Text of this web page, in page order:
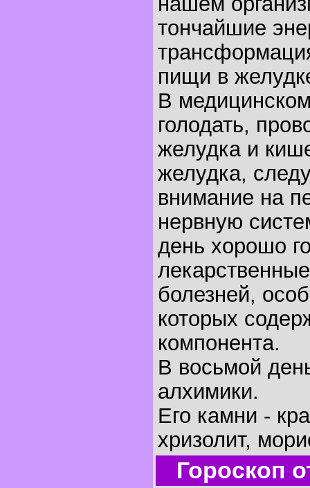
тончайшие
пищи в
В
голодать,
желудка и
желудка,
внимание на
нервную
день хорошо
болезней,
которых
компонента.
В восьмой
алхимики.
Его камни -
хризолит,
Гороскоп